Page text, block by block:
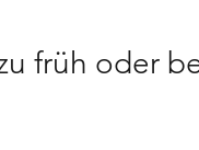
früh oder